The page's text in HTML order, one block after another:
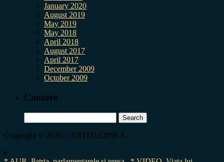
January 2020
August 2019
May 2019
May 2018
April 2018
August 2017
April 2017
December 2009
October 2009
Cautare
for:
Copyright © 2026, CERTITUDINEA.